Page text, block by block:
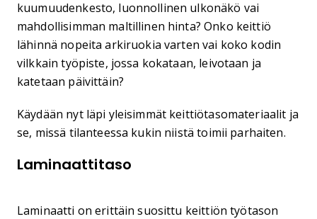
kuumuudenkesto, luonnollinen ulkonäkö vai
mahdollisimman maltillinen hinta? Onko keittiö
lähinnä nopeita arkiruokia varten vai koko kodin
vilkkain työpiste, jossa kokataan, leivotaan ja
katetaan päivittäin?
Käydään nyt läpi yleisimmät keittiötasomateriaalit ja
se, missä tilanteessa kukin niistä toimii parhaiten.
Laminaattitaso
Laminaatti on erittäin suosittu keittiön työtason